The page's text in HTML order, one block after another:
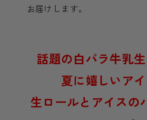
お届けします。
話題の白バラ牛乳
夏に嬉しいア
生ロールとアイスの